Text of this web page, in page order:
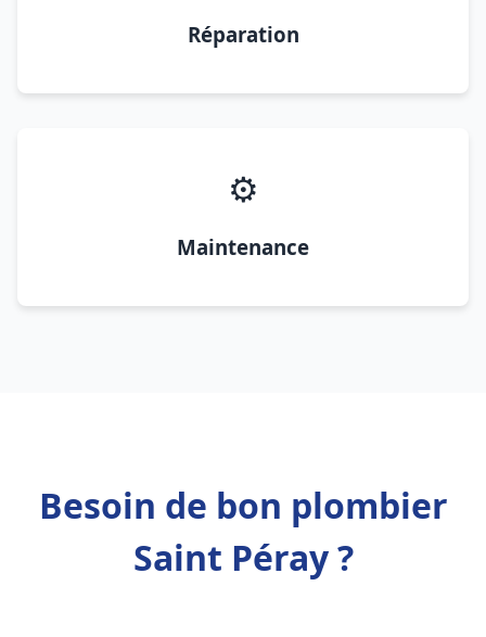
Réparation
⚙️
Maintenance
Besoin de bon plombier
Saint Péray ?